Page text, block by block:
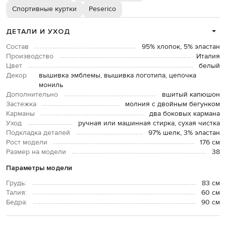
Спортивные куртки
Peserico
ДЕТАЛИ И УХОД
Состав
95% хлопок, 5% эластан
Производство
Италия
Цвет
белый
Декор
вышивка эмблемы, вышивка логотипа, цепочка
мониль
Дополнительно
вшитый капюшон
Застежка
молния с двойным бегунком
Карманы
два боковых кармана
Уход
ручная или машинная стирка, сухая чистка
Подкладка деталей
97% шелк, 3% эластан
Рост модели
176 см
Размер на модели
38
Параметры модели
Грудь:
83 см
Талия:
60 см
Бедра:
90 см